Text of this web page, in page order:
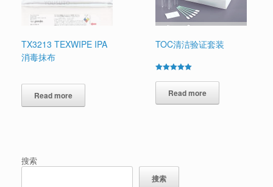
TX3213 TEXWIPE IPA
消毒抹布
Read more
TOC清洁验证套装
5.00
out of 5Read more
搜索
搜索